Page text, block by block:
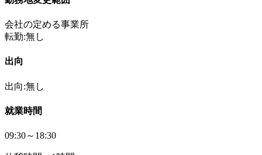
会社の定める事業所
転勤:無し
出向
出向:無し
就業時間
09:30～18:30